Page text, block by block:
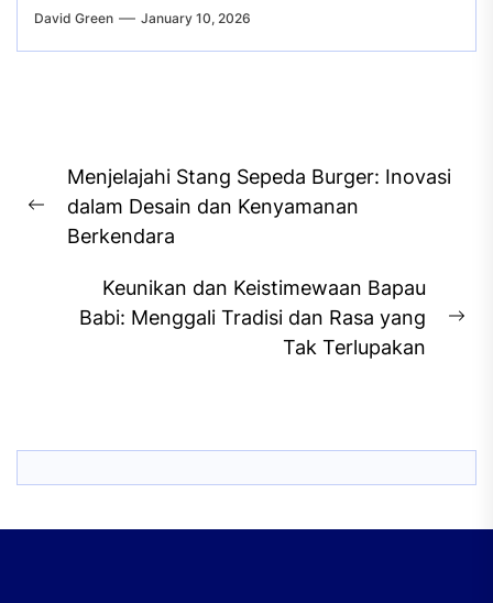
David Green January 10, 2026
navigation
Previous
post:
Menjelajahi Stang Sepeda Burger: Inovasi
dalam Desain dan Kenyamanan
Berkendara
Keunikan dan Keistimewaan Bapau
Babi: Menggali Tradisi dan Rasa yang
Tak Terlupakan